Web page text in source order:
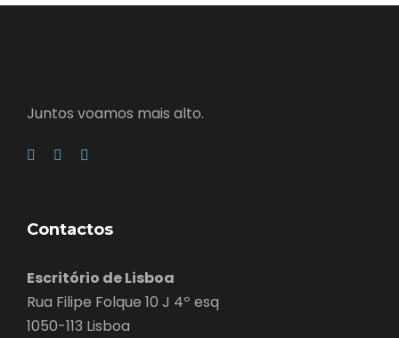
Juntos voamos mais alto.
Contactos
Escritório de Lisboa
Rua Filipe Folque 10 J 4º esq
1050-113 Lisboa